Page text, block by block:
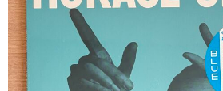
買取について
取り置きなどについて
Categories